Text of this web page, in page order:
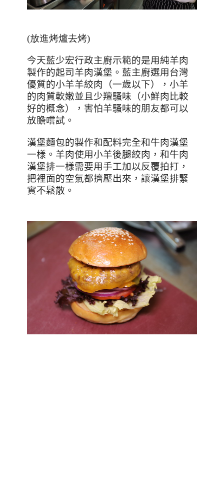
(放進烤爐去烤)
今天藍少宏行政主廚示範的是用純羊肉
製作的起司羊肉漢堡。藍主廚選用台灣
優質的小羊羊絞肉（一歲以下），小羊
的肉質軟嫩並且少羶騷味（小鮮肉比較
好的概念），害怕羊騷味的朋友都可以
放膽嚐試。
漢堡麵包的製作和配料完全和牛肉漢堡
一樣。羊肉使用小羊後腿絞肉，和牛肉
漢堡排一樣需要用手工加以反覆拍打，
把裡面的空氣都擠壓出來，讓漢堡排緊
實不鬆散。